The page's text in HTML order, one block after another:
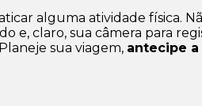
alguma atividade física.
e, claro, sua câmera para
sua viagem, antecipe a